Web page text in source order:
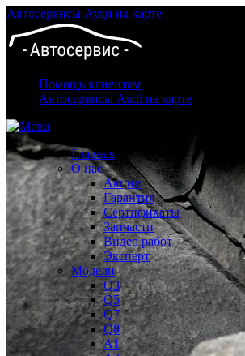
Автосервисы Ауди на карте
Помощь клиентам
Автосервисы Audi на карте
Главная
О нас
Акции
Гарантия
Сертификаты
Запчасти
Видео работ
Эксперт
Модели
Q3
Q5
Q7
Q8
A1